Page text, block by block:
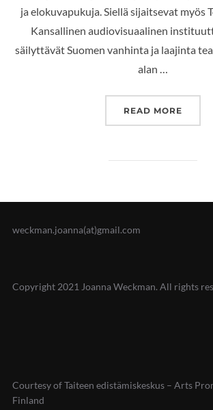
ja elokuvapukuja. Siellä sijaitsevat myös
Kansallinen audiovisuaalinen
säilyttävät Suomen vanhinta ja laajinta
alan …
READ MORE
weckman.joanna(at)gmail.com
Copyright 2021 Joanna Weckman. All rights
Courtesy of Taiteen edistämiskeskus – Arts
Finland